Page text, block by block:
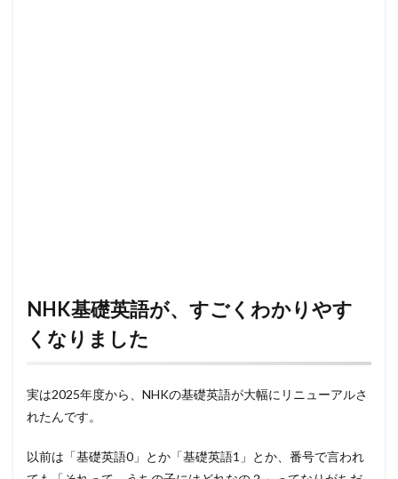
NHK基礎英語が、すごくわかりやす
くなりました
実は2025年度から、NHKの基礎英語が大幅にリニューアルさ
れたんです。
以前は「基礎英語0」とか「基礎英語1」とか、番号で言われ